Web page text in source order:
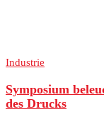
Industrie
Symposium
des Drucks